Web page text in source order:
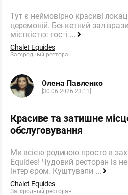
Тут є неймовірно красиві
церемоній. Бенкетний зал
місткістю: гості ...
Chalet Equides
Загородный ресторан
Олена Павленко
[30.06.2026 23:11]
Красиве та затишне
обслуговування
Ми всією родиною просто в
Equides! Чудовий ресторан із
інтер'єром. Куштували ...
Chalet Equides
Загородный ресторан